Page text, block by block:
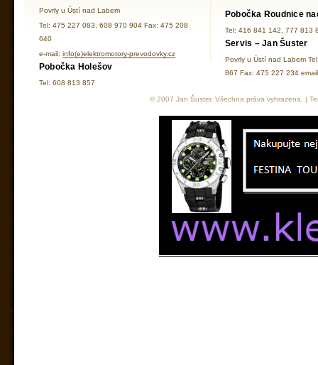
Povrly u Ústí nad Labem
Tel: 475 227 083, 608 970 904 Fax: 475 208
640
e-mail: info(e)elektromotory-prevodovky.cz
Pobočka Holešov
Tel: 608 813 857
Pobočka Roudnice
Tel: 416 841 142, 777 813
Servis – Jan Šuster
Povrly u Ústí nad Labem
867 Fax: 475 227 234
© 2007 Jan Šuster, Všechna práva vyhrazena. |